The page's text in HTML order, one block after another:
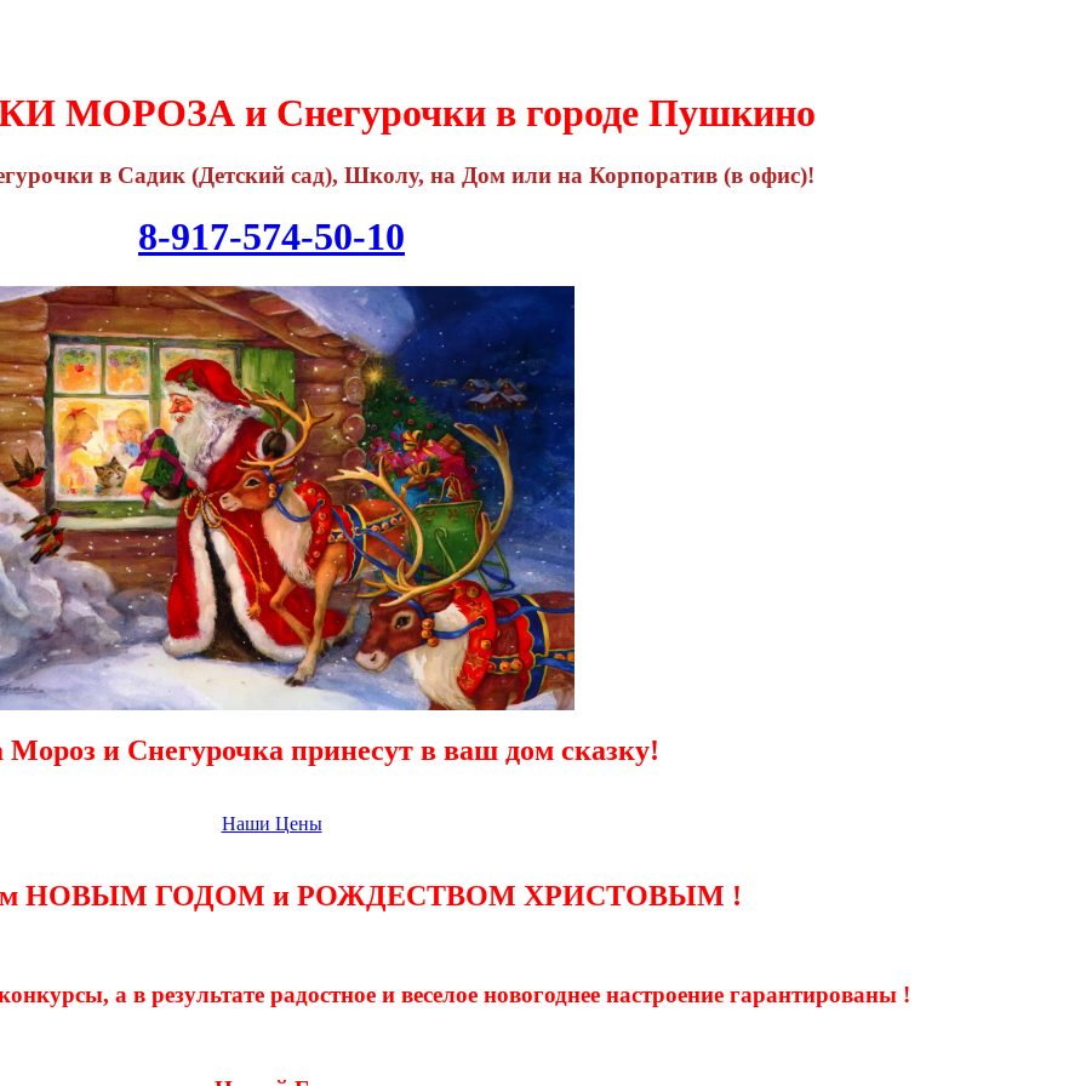
МОРОЗА и Снегурочки в городе Пушкино
в Садик (Детский сад), Школу, на Дом или на Корпоратив (в офис)!
8-917-574-50-10
и Снегурочка принесут в ваш дом сказку!
Наши Цены
НОВЫМ ГОДОМ и РОЖДЕСТВОМ ХРИСТОВЫМ !
а в результате радостное и веселое новогоднее настроение гарантированы !